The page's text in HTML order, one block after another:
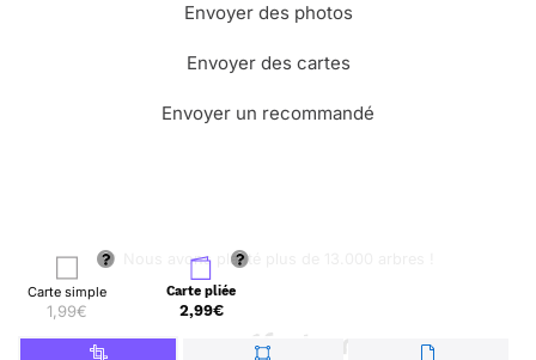
Carte simple
1,99€
Carte pliée
2,99€
Envoyer des photos
Envoyer des cartes
Envoyer un recommandé
🌳 Nous avons planté plus de 13.000 arbres !